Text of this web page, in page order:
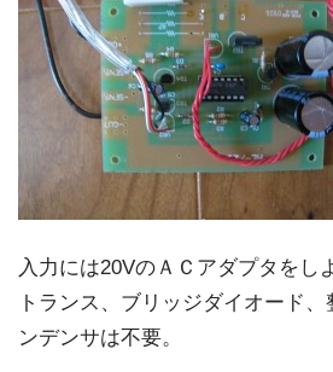
入力には20VのＡＣアダプタをし
トランス、ブリッジダイオード
ンデンサは不要。